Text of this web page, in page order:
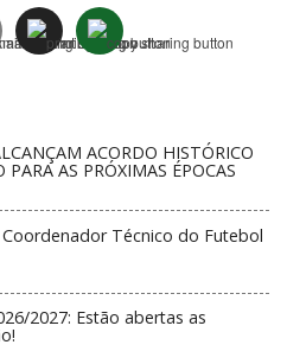
ACORDO HISTÓRICO
AS PRÓXIMAS ÉPOCAS
Técnico do Futebol
2027: Estão abertas as